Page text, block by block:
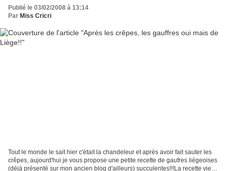
Publié le 03/02/2008 à 13:14
Par Miss Cricri
Tout le monde le sait hier c'était la chandeleur et après avoir fait sauter les
crêpes, aujourd'hui je vous propose une petite recette de gaufres liégeoises
(déjà présenté sur mon ancien blog d'ailleurs) succulentes!!!La recette vient